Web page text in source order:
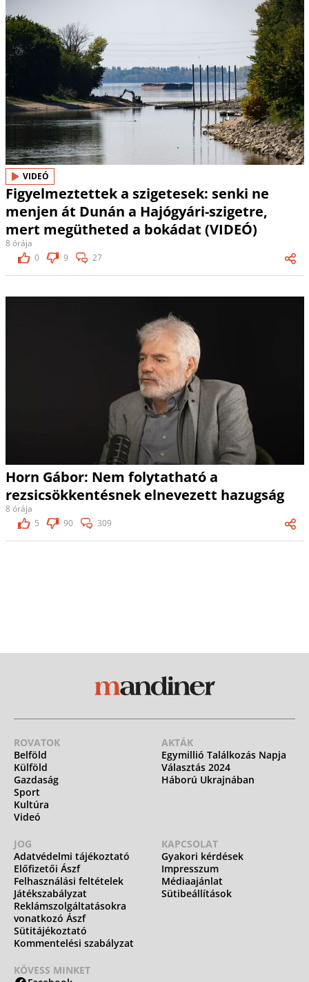
VIDEÓ
Figyelmeztettek a szigetesek: senki ne
menjen át Dunán a Hajógyári-szigetre,
mert megütheted a bokádat (VIDEÓ)
8 órája
0
9 27
Horn Gábor: Nem folytatható a
rezsicsökkentésnek elnevezett hazugság
8 órája
5
90 309
ROVATOK
Belföld
Külföld
Gazdaság
Sport
Kultúra
Videó
AKTÁK
Egymillió Találkozás Napja
Választás 2024
Háború Ukrajnában
JOG
Adatvédelmi tájékoztató
Előfizetői Ászf
Felhasználási feltételek
Játékszabályzat
Reklámszolgáltatásokra
vonatkozó Ászf
Sütitájékoztató
Kommentelési szabályzat
KAPCSOLAT
Gyakori kérdések
Impresszum
Médiaajánlat
Sütibeállítások
KÖVESS MINKET